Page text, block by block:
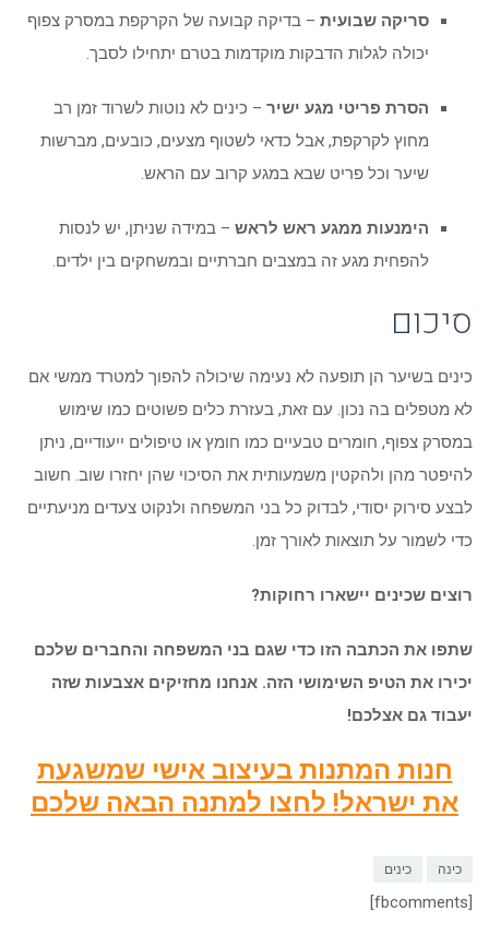
סריקה שבועית – בדיקה קבועה של הקרקפת במסרק צפוף
יכולה לגלות הדבקות מוקדמות בטרם יתחילו לסבך.
הסרת פריטי מגע ישיר – כינים לא נוטות לשרוד זמן רב
מחוץ לקרקפת, אבל כדאי לשטוף מצעים, כובעים, מברשות
שיער וכל פריט שבא במגע קרוב עם הראש.
הימנעות ממגע ראש לראש – במידה שניתן, יש לנסות
להפחית מגע זה במצבים חברתיים ובמשחקים בין ילדים.
סיכום
כינים בשיער הן תופעה לא נעימה שיכולה להפוך למטרד ממשי אם
לא מטפלים בה נכון. עם זאת, בעזרת כלים פשוטים כמו שימוש
במסרק צפוף, חומרים טבעיים כמו חומץ או טיפולים ייעודיים, ניתן
להיפטר מהן ולהקטין משמעותית את הסיכוי שהן יחזרו שוב. חשוב
לבצע סירוק יסודי, לבדוק כל בני המשפחה ולנקוט צעדים מניעתיים
כדי לשמור על תוצאות לאורך זמן.
רוצים שכינים יישארו רחוקות?
שתפו את הכתבה הזו כדי שגם בני המשפחה והחברים שלכם
יכירו את הטיפ השימושי הזה. אנחנו מחזיקים אצבעות שזה
יעבוד גם אצלכם!
חנות המתנות בעיצוב אישי שמשגעת
את ישראל! לחצו למתנה הבאה שלכם
כינה כינים
[fbcomments]